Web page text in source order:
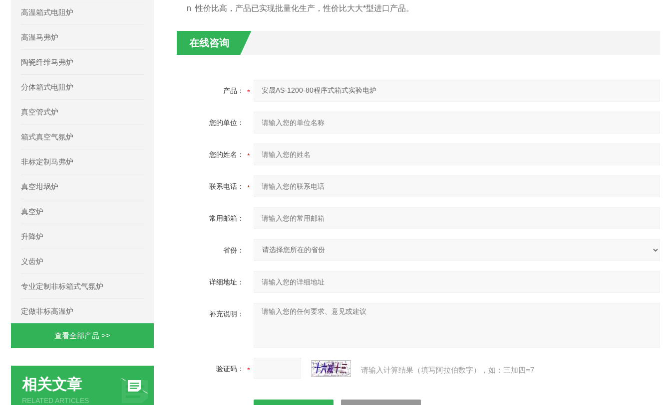
高温箱式电阻炉
高温马弗炉
陶瓷纤维马弗炉
分体箱式电阻炉
真空管式炉
箱式真空气氛炉
非标定制马弗炉
真空坩埚炉
真空炉
升降炉
义齿炉
专业定制非标箱式气氛炉
定做非标高温炉
查看全部产品 >>
相关文章
RELATED ARTICLES
n 性价比高，产品已实现批量化生产，性价比大大*型进口产品。
在线咨询
产品：
您的单位：
您的姓名：
联系电话：
常用邮箱：
省份：
详细地址：
补充说明：
验证码： 请输入计算结果（填写阿拉伯数字），如：三加四=7